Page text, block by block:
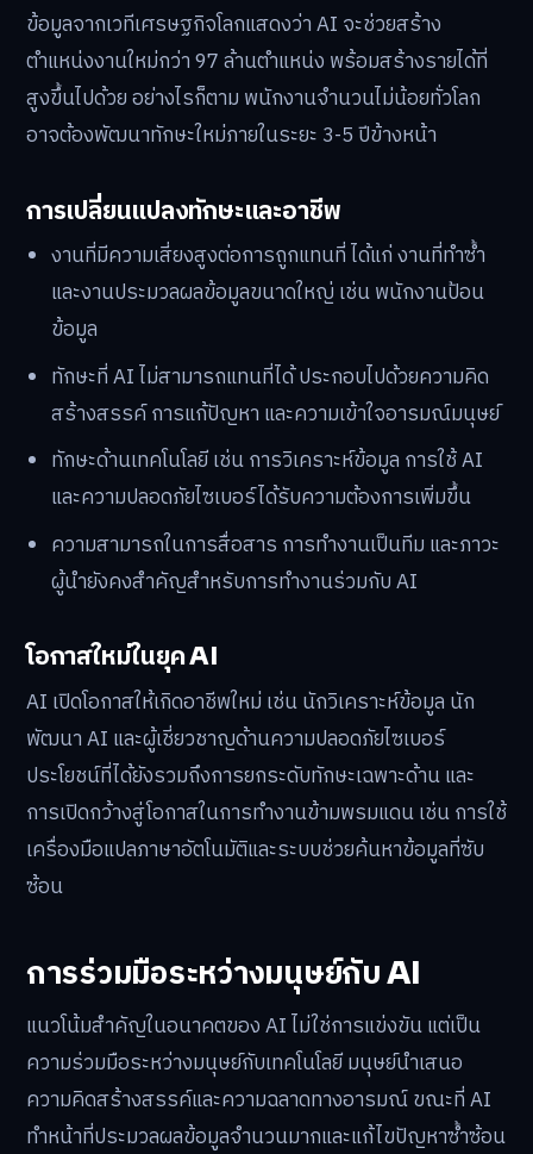
ข้อมูลจากเวทีเศรษฐกิจโลกแสดงว่า AI จะช่วยสร้าง
ตำแหน่งงานใหม่กว่า 97 ล้านตำแหน่ง พร้อมสร้างรายได้ที่
สูงขึ้นไปด้วย อย่างไรก็ตาม พนักงานจำนวนไม่น้อยทั่วโลก
อาจต้องพัฒนาทักษะใหม่ภายในระยะ 3-5 ปีข้างหน้า
การเปลี่ยนแปลงทักษะและอาชีพ
งานที่มีความเสี่ยงสูงต่อการถูกแทนที่ ได้แก่ งานที่ทำซ้ำ
และงานประมวลผลข้อมูลขนาดใหญ่ เช่น พนักงานป้อน
ข้อมูล
ทักษะที่ AI ไม่สามารถแทนที่ได้ ประกอบไปด้วยความคิด
สร้างสรรค์ การแก้ปัญหา และความเข้าใจอารมณ์มนุษย์
ทักษะด้านเทคโนโลยี เช่น การวิเคราะห์ข้อมูล การใช้ AI
และความปลอดภัยไซเบอร์ได้รับความต้องการเพิ่มขึ้น
ความสามารถในการสื่อสาร การทำงานเป็นทีม และภาวะ
ผู้นำยังคงสำคัญสำหรับการทำงานร่วมกับ AI
โอกาสใหม่ในยุค AI
AI เปิดโอกาสให้เกิดอาชีพใหม่ เช่น นักวิเคราะห์ข้อมูล นัก
พัฒนา AI และผู้เชี่ยวชาญด้านความปลอดภัยไซเบอร์
ประโยชน์ที่ได้ยังรวมถึงการยกระดับทักษะเฉพาะด้าน และ
การเปิดกว้างสู่โอกาสในการทำงานข้ามพรมแดน เช่น การใช้
เครื่องมือแปลภาษาอัตโนมัติและระบบช่วยค้นหาข้อมูลที่ซับ
ซ้อน
การร่วมมือระหว่างมนุษย์กับ AI
แนวโน้มสำคัญในอนาคตของ AI ไม่ใช่การแข่งขัน แต่เป็น
ความร่วมมือระหว่างมนุษย์กับเทคโนโลยี มนุษย์นำเสนอ
ความคิดสร้างสรรค์และความฉลาดทางอารมณ์ ขณะที่ AI
ทำหน้าที่ประมวลผลข้อมูลจำนวนมากและแก้ไขปัญหาซ้ำซ้อน